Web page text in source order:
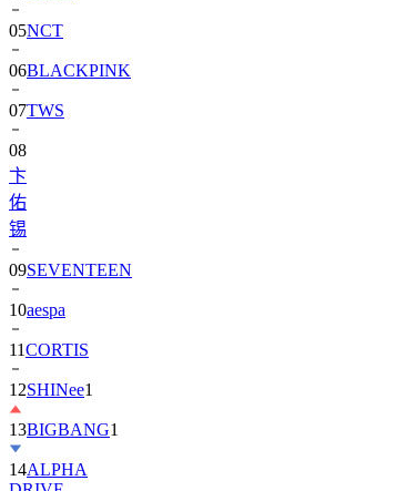
06BLACKPINK
07TWS
08
卞
佑
锡
09
10aespa
11CORTIS
12SHINee1
13BIGBANG
14ALPHA
DRIVE
ONE)1